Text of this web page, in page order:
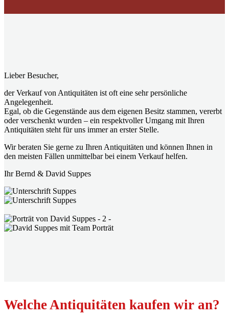
Lieber Besucher,
der Verkauf von Antiquitäten ist oft eine sehr persönliche
Angelegenheit.
Egal, ob die Gegenstände aus dem eigenen Besitz stammen, vererbt
oder verschenkt wurden – ein respektvoller Umgang mit Ihren
Antiquitäten steht für uns immer an erster Stelle.
Wir beraten Sie gerne zu Ihren Antiquitäten und können Ihnen in
den meisten Fällen unmittelbar bei einem Verkauf helfen.
Ihr Bernd & David Suppes
Welche Antiquitäten kaufen wir an?